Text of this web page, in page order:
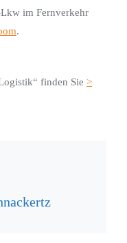
im Fernverkehr
.
finden Sie >